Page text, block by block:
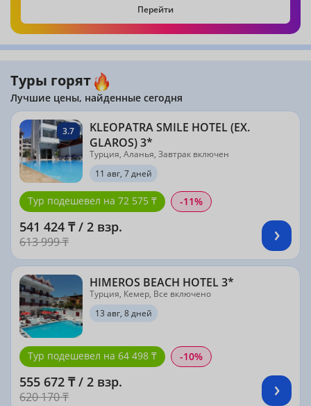
Перейти
Туры горят
Лучшие цены, найденные сегодня
3.7
KLEOPATRA SMILE HOTEL (EX.
GLAROS) 3*
Турция, Аланья, Завтрак включен
11 авг, 7 дней
Тур подешевел на 72 575 ₸ -11%
541 424 ₸ / 2 взр.
613 999 ₸
HIMEROS BEACH HOTEL 3*
Турция, Кемер, Все включено
13 авг, 8 дней
Тур подешевел на 64 498 ₸ -10%
555 672 ₸ / 2 взр.
620 170 ₸